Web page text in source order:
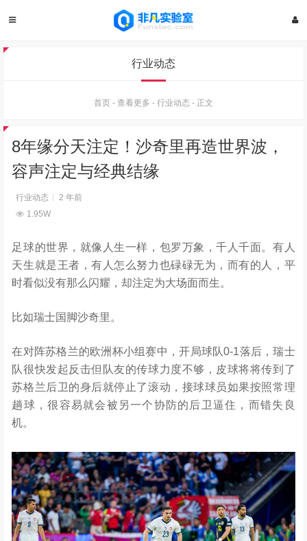
行业动态
首页 - 查看更多 - 行业动态 - 正文
8年缘分天注定！沙奇里再造世界波，
容声注定与经典结缘
行业动态
2 年前
1.95W
足球的世界，就像人生一样，包罗万象，千人千面。有人
天生就是王者，有人怎么努力也碌碌无为，而有的人，平
时看似没有那么闪耀，却注定为大场面而生。
比如瑞士国脚沙奇里。
在对阵苏格兰的欧洲杯小组赛中，开局球队0-1落后，瑞士
队很快发起反击但队友的传球力度不够，皮球将将传到了
苏格兰后卫的身后就停止了滚动，接球球员如果按照常理
趟球，很容易就会被另一个协防的后卫逼住，而错失良
机。